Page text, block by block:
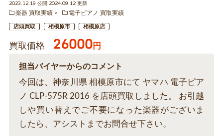
2023.12.19 公開 2024.09.12 更新
楽器 買取実績
電子ピアノ 買取実績
店頭買取 相模原市 相模原店
買取価格 26000円
担当バイヤーからのコメント
今回は、神奈川県 相模原市にて ヤマハ 電子ピア
ノ CLP-575R 2016 を店頭買取しました。 お引越
しや買い替えでご不要になった楽器がございま
したら、アシストまでお問合せ下さい。